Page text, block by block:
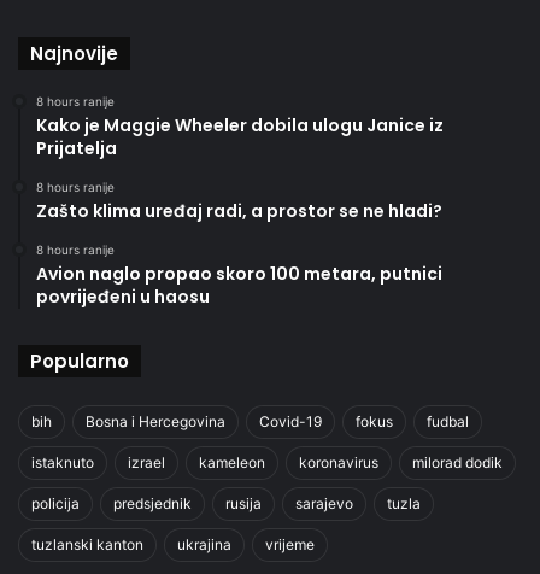
Najnovije
8 hours ranije
Kako je Maggie Wheeler dobila ulogu Janice iz
Prijatelja
8 hours ranije
Zašto klima uređaj radi, a prostor se ne hladi?
8 hours ranije
Avion naglo propao skoro 100 metara, putnici
povrijeđeni u haosu
Popularno
bih Bosna i Hercegovina Covid-19 fokus fudbal
istaknuto izrael kameleon koronavirus milorad dodik
policija predsjednik rusija sarajevo tuzla
tuzlanski kanton ukrajina vrijeme